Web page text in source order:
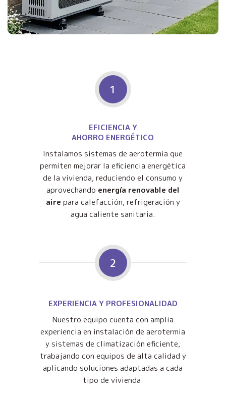
1
EFICIENCIA Y
AHORRO ENERGÉTICO
Instalamos sistemas de aerotermia que
permiten mejorar la eficiencia energética
de la vivienda, reduciendo el consumo y
aprovechando energía renovable del
aire para calefacción, refrigeración y
agua caliente sanitaria.
2
EXPERIENCIA Y PROFESIONALIDAD
Nuestro equipo cuenta con amplia
experiencia en instalación de aerotermia
y sistemas de climatización eficiente,
trabajando con equipos de alta calidad y
aplicando soluciones adaptadas a cada
tipo de vivienda.